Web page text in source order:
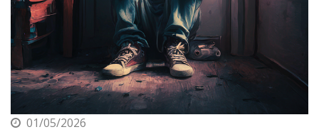
01/05/2026